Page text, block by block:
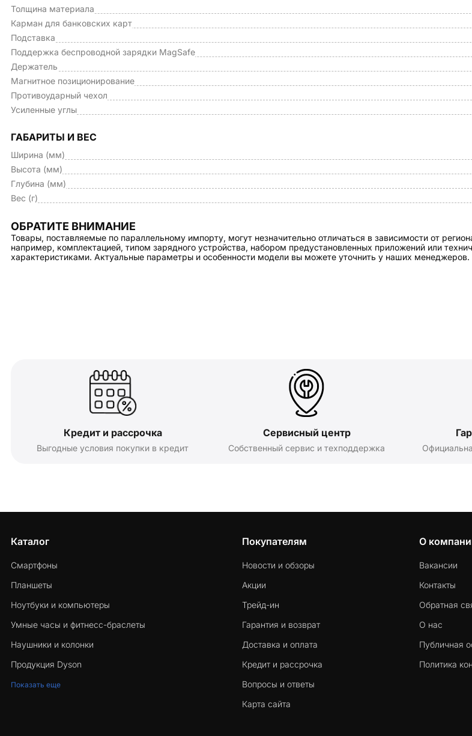
Толщина материала
Карман для банковских карт
Подставка
Поддержка беспроводной зарядки MagSafe
Держатель
Магнитное позиционирование
Противоударный чехол
Усиленные углы
ГАБАРИТЫ И ВЕС
Ширина (мм)
Высота (мм)
Глубина (мм)
Вес (г)
ОБРАТИТЕ ВНИМАНИЕ
Товары, поставляемые по параллельному импорту, могут незначительно отличаться в зависимости от
например, комплектацией, типом зарядного устройства, набором предустановленных приложений или
характеристиками. Актуальные параметры и особенности модели вы можете уточнить у наших менеджеров.
Кредит и рассрочка
Выгодные условия покупки в кредит
Сервисный центр
Собственный сервис и техподдержка
Каталог
Смартфоны
Планшеты
Ноутбуки и компьютеры
Умные часы и фитнесс-браслеты
Наушники и колонки
Продукция Dyson
Показать еще
Покупателям
Новости и обзоры
Акции
Трейд-ин
Гарантия и возврат
Доставка и оплата
Кредит и рассрочка
Вопросы и ответы
Карта сайта
О
Вакансии
Контакты
Обратная
О нас
Публичная
Политика